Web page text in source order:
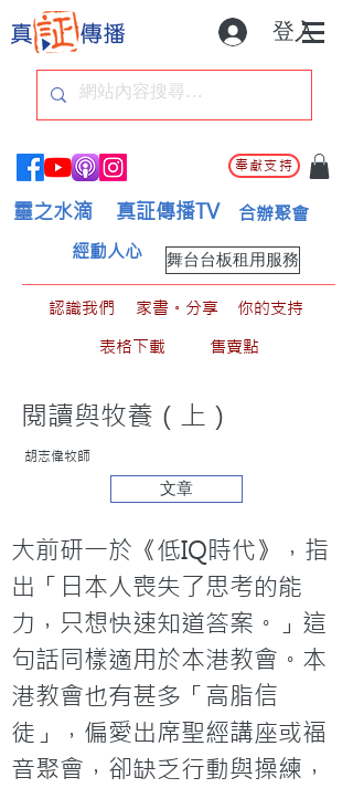
登入
奉獻支持
靈之水滴 真証傳播TV 合辦聚會
舞台台板租用服務
經動人心
認識我們 家書。分享
你的支持
表格下載
售賣點
閱讀與牧養（上）
胡志偉牧師
文章
大前研一於《低IQ時代》，指
出「日本人喪失了思考的能
力，只想快速知道答案。」這
句話同樣適用於本港教會。本
港教會也有甚多「高脂信
徒」，偏愛出席聖經講座或福
音聚會，卻缺乏行動與操練，